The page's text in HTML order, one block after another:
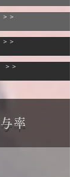
＞
＞
＞＞
率